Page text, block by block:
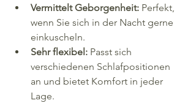
Vermittelt Geborgenheit: Perfekt,
wenn Sie sich in der Nacht gerne
einkuscheln.
Sehr flexibel: Passt sich
verschiedenen Schlafpositionen
an und bietet Komfort in jeder
Lage.